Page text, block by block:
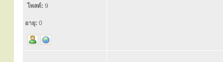
โพสต์: 9
อายุ: 0